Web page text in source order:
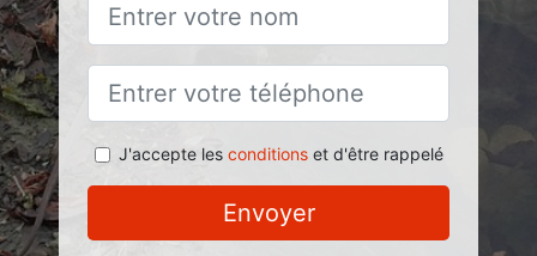
J'accepte les conditionset d'être rappelé
Envoyer